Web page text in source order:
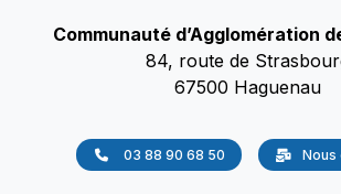
Communauté d’Agglomération
84, route de
67500 Haguenau
03 88 90 68 50 Nous